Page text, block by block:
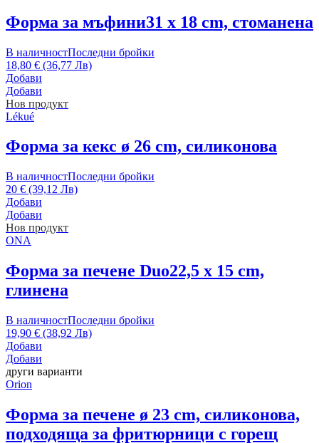
Форма за мъфини31 x 18 cm, стоманена
В наличностПоследни бройки
18,80 € (36,77 Лв)
Добави
Добави
Нов продукт
Lékué
Форма за кекс ø 26 cm, силиконова
В наличностПоследни бройки
20 € (39,12 Лв)
Добави
Добави
Нов продукт
ONA
Форма за печене Duo22,5 x 15 cm,
глинена
В наличностПоследни бройки
19,90 € (38,92 Лв)
Добави
Добави
други варианти
Orion
Форма за печене ø 23 cm, силиконова,
подходяща за фритюрници с горещ